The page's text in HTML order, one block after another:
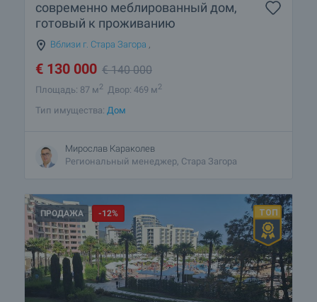
современно меблированный дом,
готовый к проживанию
Вблизи г. Стара Загора ,
€ 130 000 €140 000
Площадь: 87 м2 Двор: 469 м2
Тип имущества: Дом
Мирослав Караколев
Региональный менеджер, Стара Загора
ПРОДАЖА -12%